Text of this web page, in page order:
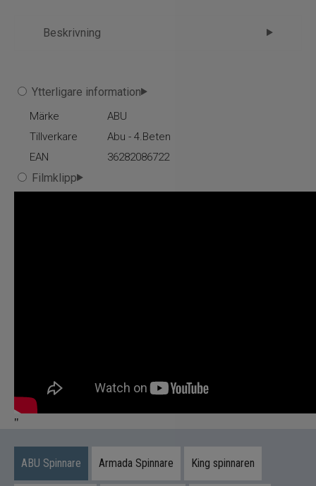
Beskrivning
Sportfiskeklassiker som levererar
Reflex Spinnare Röd 12g är ett av de mest
beprövade betena i sportfiskehistorien och
fortsätter leverera fångst efter fångst år efter år.
Den stora skeden skapar kraftiga vibrationer och
Finns i flera färgvarianter
Reflex Spinnare finns i flera färgvarianter och
ljusförhållanden och rovfiskarter.
Ytterligare information
Märke
ABU
Tillverkare
Abu - 4.Beten
EAN
36282086722
Filmklipp
"
ABU Spinnare Armada Spinnare King spinnaren